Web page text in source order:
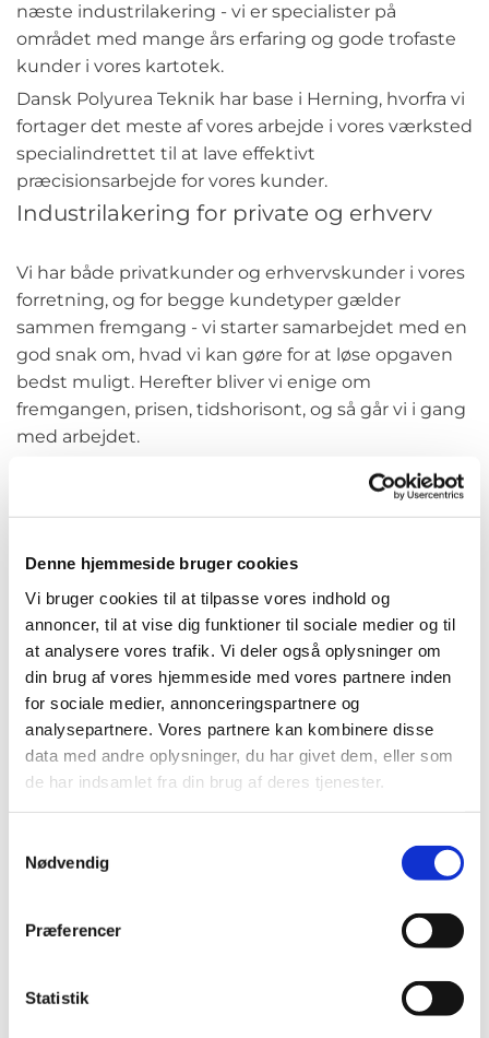
Denne hjemmeside bruger cookies
Vi bruger cookies til at tilpasse vores indhold og
annoncer, til at vise dig funktioner til sociale medier og til
at analysere vores trafik. Vi deler også oplysninger om
din brug af vores hjemmeside med vores partnere inden
for sociale medier, annonceringspartnere og
analysepartnere. Vores partnere kan kombinere disse
data med andre oplysninger, du har givet dem, eller som
de har indsamlet fra din brug af deres tjenester.
Nødvendig
Præferencer
Statistik
næste industrilakering - vi er specialister på
området med mange års erfaring og gode trofaste
kunder i vores kartotek.
Dansk Polyurea Teknik har base i Herning, hvorfra vi
fortager det meste af vores arbejde i vores værksted
specialindrettet til at lave effektivt
præcisionsarbejde for vores kunder.
Industrilakering for private og erhverv
Vi har både privatkunder og erhvervskunder i vores
forretning, og for begge kundetyper gælder
sammen fremgang - vi starter samarbejdet med en
god snak om, hvad vi kan gøre for at løse opgaven
bedst muligt. Herefter bliver vi enige om
fremgangen, prisen, tidshorisont, og så går vi i gang
med arbejdet.
Det er vigtigt for os med en god dialog og at
arbejdet lever op til dine forventninger. Derfor kan
du være sikker på, at vi altid yder vores bedste, når
bestræber os altid på 100 procent perfektion.
Kontakt os
meget gerne for at høre mere, hvad vi
kan gøre for dig.
Overfladebehandling med polyurea
Hos Dansk Polyurea Teknik arbejder vi meget med
at overfladebehandle emner som træ, stål,
aluminium, glasfiber, beton og mere medpolyurea.
Det er en behandling, der kan bruges til at give dit
emne en meget stærk overflade, så det får en øget
Vi har kunder i industrien, som har behov for at øge
det kan være maskindele, paneler til
militærkøretøjer, liftramper til lastbiler og lignende